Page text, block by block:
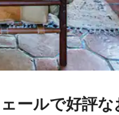
ールで好評